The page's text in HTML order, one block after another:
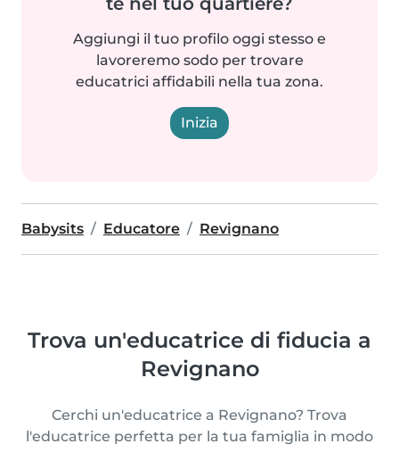
Aggiungi il tuo profilo oggi stesso e
lavoreremo sodo per trovare
educatrici affidabili nella tua zona.
Inizia
Babysits Educatore Revignano
Trova un'educatrice di fiducia a
Revignano
Cerchi un'educatrice a Revignano? Trova
l'educatrice perfetta per la tua famiglia in modo